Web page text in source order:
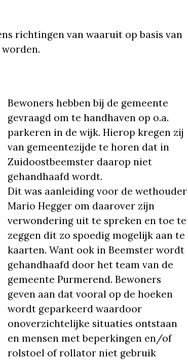
richtingen van waaruit op basis van
Bewoners hebben bij de gemeente
gevraagd om te handhaven op o.a.
parkeren in de wijk. Hierop kregen zij
van gemeentezijde te horen dat in
Zuidoostbeemster daarop niet
gehandhaafd wordt.
Dit was aanleiding voor de wethouder
Mario Hegger om daarover zijn
verwondering uit te spreken en toe te
zeggen dit zo spoedig mogelijk aan te
kaarten. Want ook in Beemster wordt
gehandhaafd door het team van de
gemeente Purmerend. Bewoners
geven aan dat vooral op de hoeken
wordt geparkeerd waardoor
onoverzichtelijke situaties ontstaan
en mensen met beperkingen en/of
rolstoel of rollator niet gebruik